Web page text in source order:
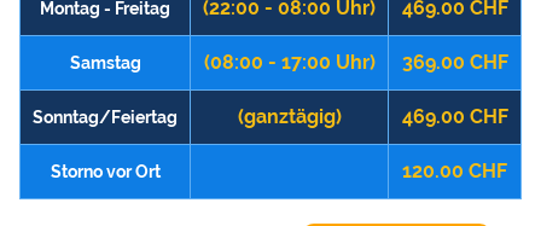
Montag - Freitag (22:00 - 08:00 Uhr) 469.00 CHF
Samstag (08:00 - 17:00 Uhr) 369.00 CHF
Sonntag/Feiertag (ganztägig) 469.00 CHF
Storno vor Ort 120.00 CHF